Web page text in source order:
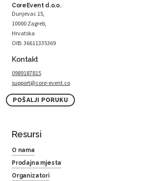
CoreEvent d.o.o.
Dunjevac 15,
10000 Zagreb,
Hrvatska
OIB: 36611335369
Kontakt
0989187815
support@core-event.co
POŠALJI PORUKU
Resursi
O nama
Prodajna mjesta
Organizatori